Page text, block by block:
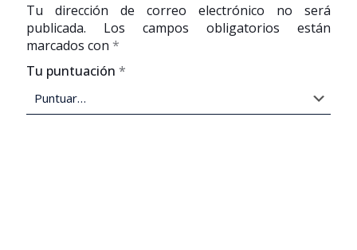
Tu dirección de correo electrónico no será
publicada.
Los campos obligatorios están
marcados con *
Tu puntuación *